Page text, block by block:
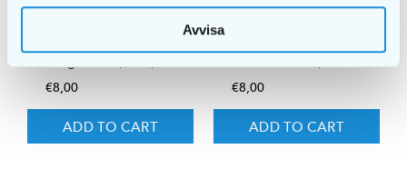
Avvisa
€8,00
ADD TO CART
€8,00
ADD TO CART